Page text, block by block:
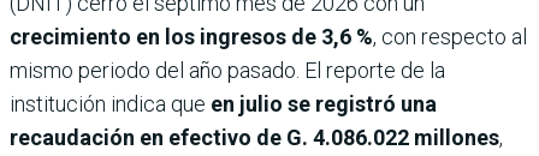
crecimiento en los ingresos de 3,6 %, con respecto al
mismo periodo del año pasado. El reporte de la
institución indica que en julio se registró una
recaudación en efectivo de G. 4.086.022 millones,